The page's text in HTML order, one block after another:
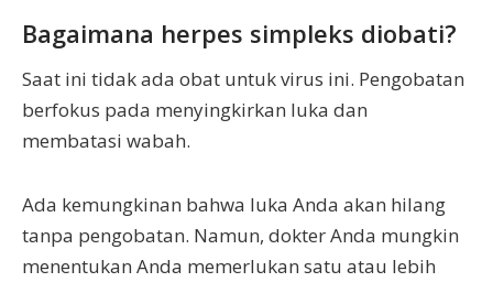
Bagaimana herpes simpleks diobati?
Saat ini tidak ada obat untuk virus ini. Pengobatan
berfokus pada menyingkirkan luka dan
membatasi wabah.
Ada kemungkinan bahwa luka Anda akan hilang
tanpa pengobatan. Namun, dokter Anda mungkin
menentukan Anda memerlukan satu atau lebih